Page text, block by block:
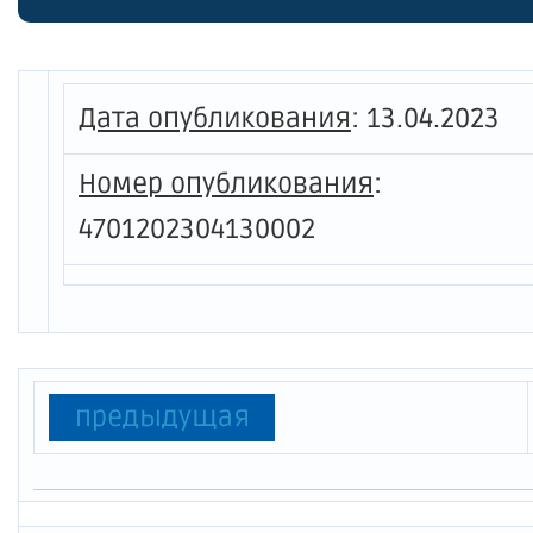
года
силу
№ 8-П"
Дата опубликования: 13.04.2023
Номер опубликования:
4701202304130002
предыдущая